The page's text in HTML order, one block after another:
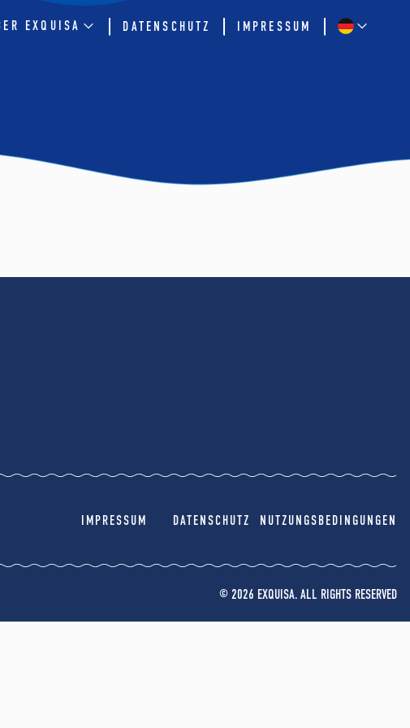
EXQUISA DATENSCHUTZ IMPRESSUM
IMPRESSUM DATENSCHUTZ NUTZUNGSBEDINGUNGEN
© 2026 EXQUISA. ALL RIGHTS RESERVED